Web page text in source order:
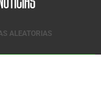
ALEATORIAS